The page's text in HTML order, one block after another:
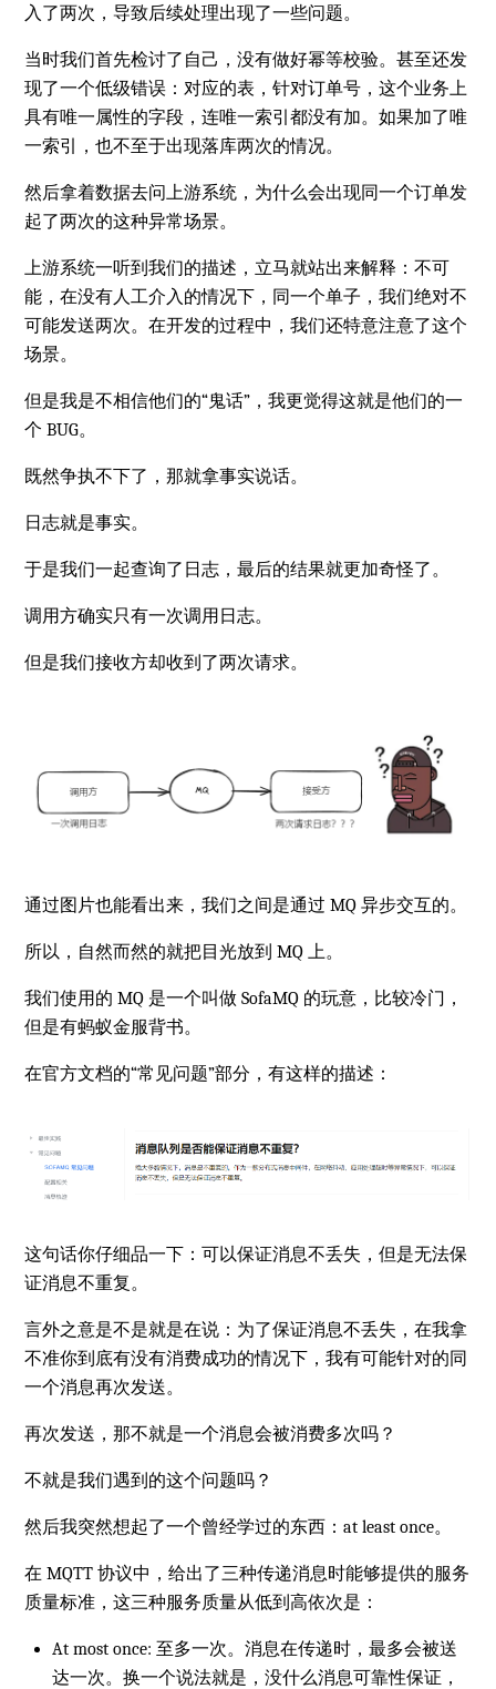
入了两次，导致后续处理出现了一些问题。
当时我们首先检讨了自己，没有做好幂等校验。甚至还发
现了一个低级错误：对应的表，针对订单号，这个业务上
具有唯一属性的字段，连唯一索引都没有加。如果加了唯
一索引，也不至于出现落库两次的情况。
然后拿着数据去问上游系统，为什么会出现同一个订单发
起了两次的这种异常场景。
上游系统一听到我们的描述，立马就站出来解释：不可
能，在没有人工介入的情况下，同一个单子，我们绝对不
可能发送两次。在开发的过程中，我们还特意注意了这个
场景。
但是我是不相信他们的“鬼话”，我更觉得这就是他们的一
个 BUG。
既然争执不下了，那就拿事实说话。
日志就是事实。
于是我们一起查询了日志，最后的结果就更加奇怪了。
调用方确实只有一次调用日志。
但是我们接收方却收到了两次请求。
通过图片也能看出来，我们之间是通过 MQ 异步交互的。
所以，自然而然的就把目光放到 MQ 上。
我们使用的 MQ 是一个叫做 SofaMQ 的玩意，比较冷门，
但是有蚂蚁金服背书。
在官方文档的“常见问题”部分，有这样的描述：
这句话你仔细品一下：可以保证消息不丢失，但是无法保
证消息不重复。
言外之意是不是就是在说：为了保证消息不丢失，在我拿
不准你到底有没有消费成功的情况下，我有可能针对的同
一个消息再次发送。
再次发送，那不就是一个消息会被消费多次吗？
不就是我们遇到的这个问题吗？
然后我突然想起了一个曾经学过的东西：at least once。
在 MQTT 协议中，给出了三种传递消息时能够提供的服务
质量标准，这三种服务质量从低到高依次是：
At most once: 至多一次。消息在传递时，最多会被送
达一次。换一个说法就是，没什么消息可靠性保证，